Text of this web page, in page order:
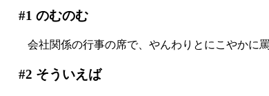
#1 のむのむ
会社関係の行事の席で、やんわりとにこやかに
#2 そういえば